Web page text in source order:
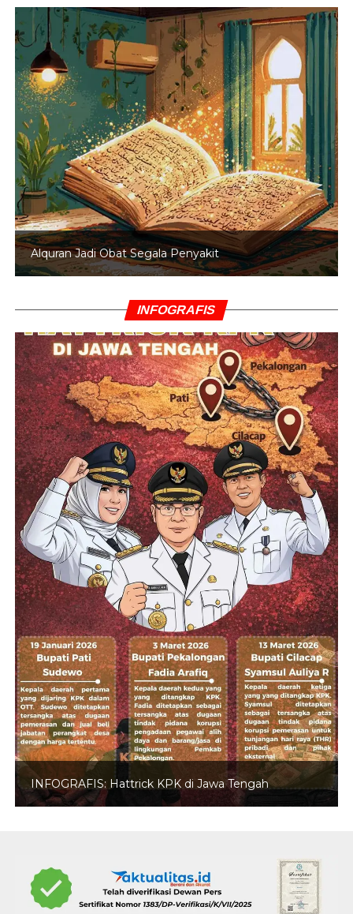
Alquran Jadi Obat Segala Penyakit
INFOGRAFIS
INFOGRAFIS: Hattrick KPK di Jawa Tengah